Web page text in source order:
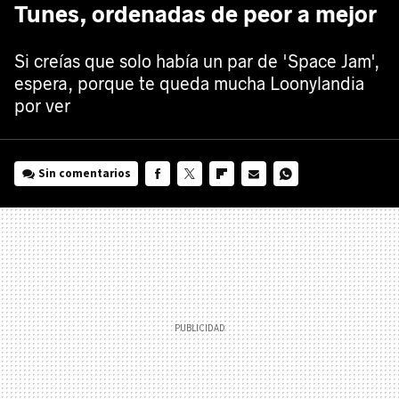
Tunes, ordenadas de peor a mejor
Si creías que solo había un par de 'Space Jam',
espera, porque te queda mucha Loonylandia
por ver
Sin comentarios
MAIL